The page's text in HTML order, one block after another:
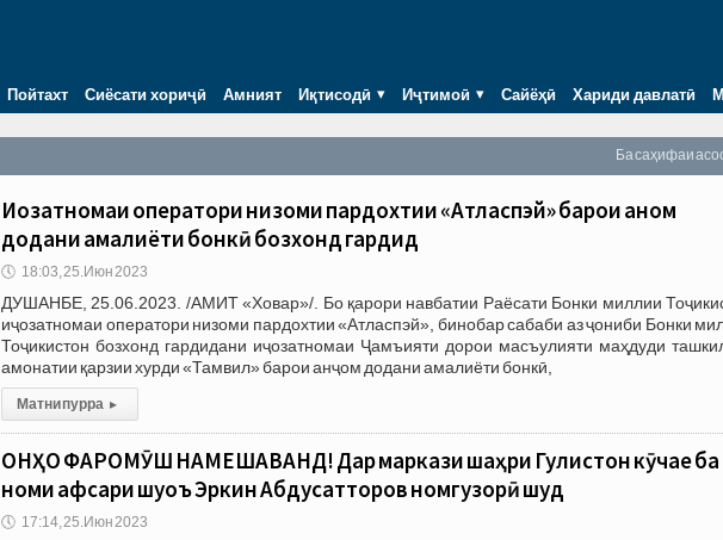
Пойтахт Сиёсати хориҷӣ Амният Иқтисодӣ Иҷтимоӣ Сайёҳӣ Хариди давлатӣ
Ба саҳифаи
Иҷозатномаи оператори низоми пардохтии «Атласпэй» барои анҷом
додани амалиёти бонкӣ бозхонд гардид
🕔 18:03, 25.Июн 2023
ДУШАНБЕ, 25.06.2023. /АМИТ «Ховар»/. Бо қарори навбатии Раёсати Бонки миллии
иҷозатномаи оператори низоми пардохтии «Атласпэй», бинобар сабаби аз ҷониби Бонки
Тоҷикистон бозхонд гардидани иҷозатномаи Ҷамъияти дорои масъулияти маҳдуди
амонатии қарзии хурди «Тамвил» барои анҷом додани амалиёти бонкӣ,
Матни пурра ▸
ОНҲО ФАРОМӮШ НАМЕШАВАНД! Дар маркази шаҳри Гулистон кӯчае ба
номи афсари шуҷоъ Эркин Абдусатторов номгузорӣ шуд
🕔 17:14, 25.Июн 2023